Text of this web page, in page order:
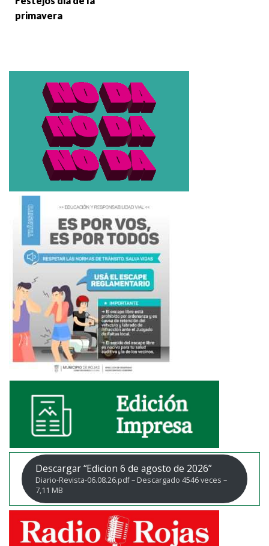
primavera
Descargar “Edicion 6 de agosto de 2026”
Diario-Revista-06.08.26.pdf – Descargado 4546 veces –
7,11 MB